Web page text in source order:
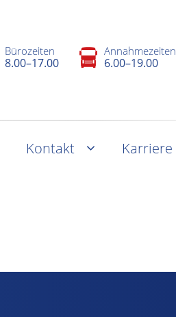
Bürozeiten
8.00–17.00
Annahmezeiten
6.00–19.00
Kontakt Karriere